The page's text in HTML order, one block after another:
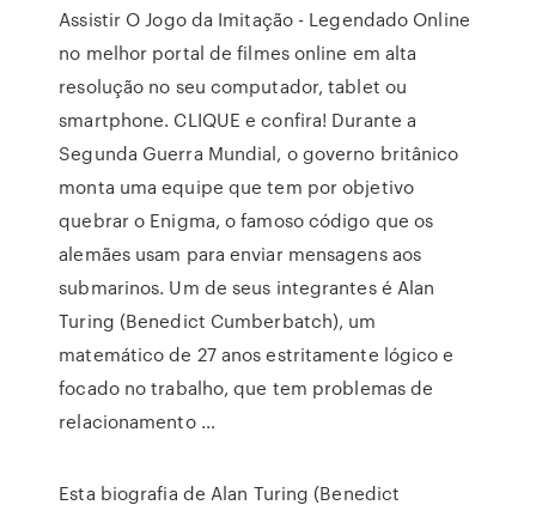
Assistir O Jogo da Imitação - Legendado Online
no melhor portal de filmes online em alta
resolução no seu computador, tablet ou
smartphone. CLIQUE e confira! Durante a
Segunda Guerra Mundial, o governo britânico
monta uma equipe que tem por objetivo
quebrar o Enigma, o famoso código que os
alemães usam para enviar mensagens aos
submarinos. Um de seus integrantes é Alan
Turing (Benedict Cumberbatch), um
matemático de 27 anos estritamente lógico e
focado no trabalho, que tem problemas de
relacionamento …
Esta biografia de Alan Turing (Benedict